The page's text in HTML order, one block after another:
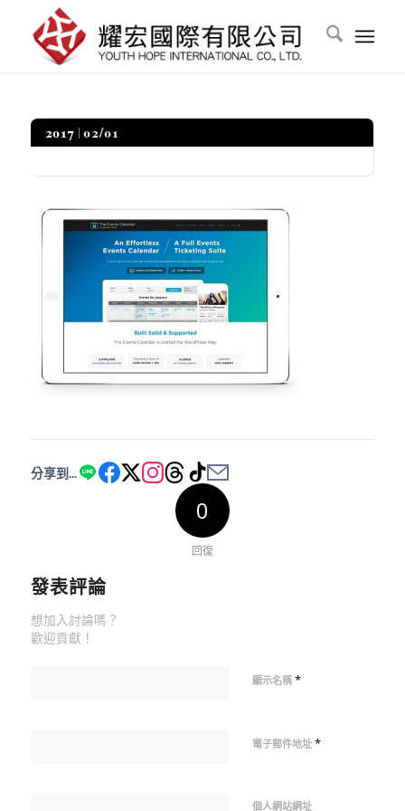
2017 02/01
分享到...
0
回復
發表評論
想加入討論嗎？
歡迎貢獻！
顯示名稱 *
電子郵件地址 *
個人網站網址